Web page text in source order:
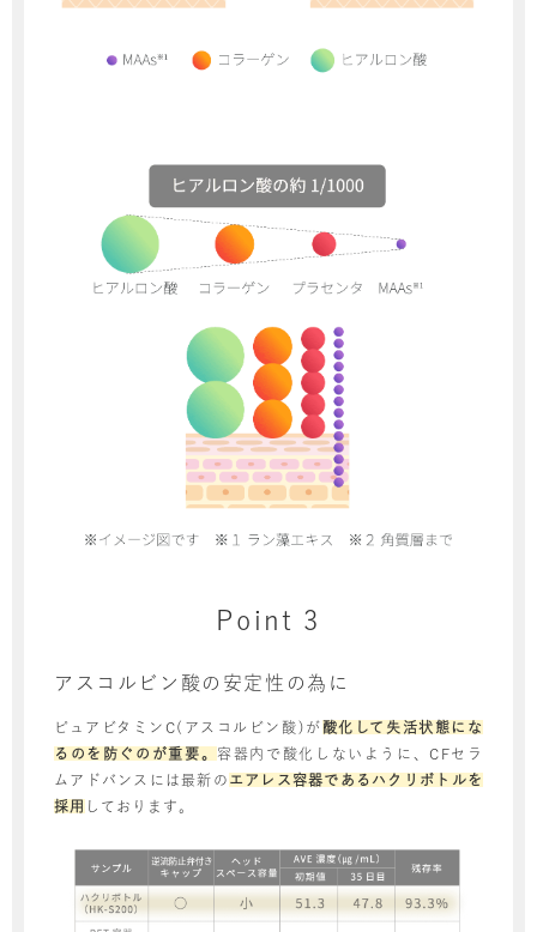
Point 3
アスコルビン酸の安定性の為に
ピュアビタミンC(アスコルビン酸)が 酸化して失活状態にな
るのを防ぐのが重要。 容器内で酸化しないように、CFセラ
ムアドバンスには最新の エアレス容器であるハクリボトルを
採用 しております。